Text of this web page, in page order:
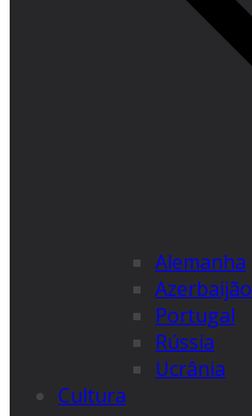
Alemanha
Azerbaijão
Portugal
Rússia
Ucrânia
Cultura